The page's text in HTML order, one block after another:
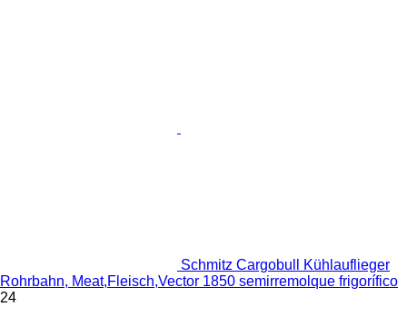
Schmitz Cargobull Kühlauflieger
Rohrbahn, Meat,Fleisch,Vector 1850 semirremolque frigorífico
24